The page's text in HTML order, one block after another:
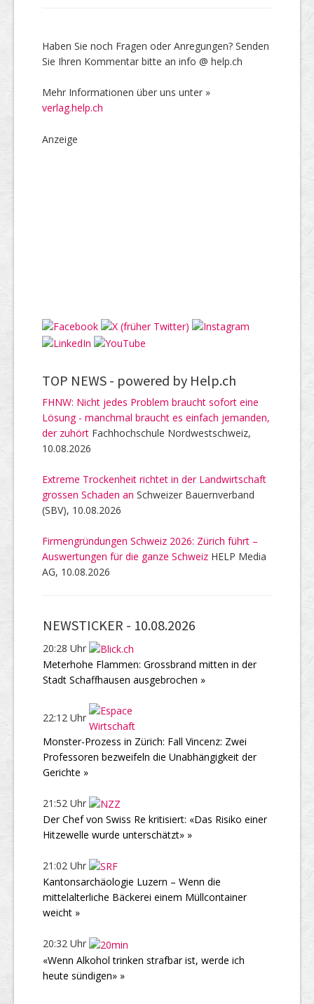
Haben Sie noch Fragen oder Anregungen? Senden
Sie Ihren Kommentar bitte an info @ help.ch
Mehr Informationen über uns unter »
verlag.help.ch
Anzeige
TOP NEWS - powered by Help.ch
FHNW: Nicht jedes Problem braucht sofort eine
Lösung - manchmal braucht es einfach jemanden,
der zuhört Fachhochschule Nordwestschweiz,
10.08.2026
Extreme Trockenheit richtet in der Landwirtschaft
grossen Schaden an Schweizer Bauernverband
(SBV), 10.08.2026
Firmengründungen Schweiz 2026: Zürich führt –
Auswertungen für die ganze Schweiz HELP Media
AG, 10.08.2026
NEWSTICKER - 10.08.2026
20:28 Uhr
Meterhohe Flammen: Grossbrand mitten in der
Stadt Schaffhausen ausgebrochen »
22:12 Uhr
Monster-Prozess in Zürich: Fall Vincenz: Zwei
Professoren bezweifeln die Unabhängigkeit der
Gerichte »
21:52 Uhr
Der Chef von Swiss Re kritisiert: «Das Risiko einer
Hitzewelle wurde unterschätzt» »
21:02 Uhr
Kantonsarchäologie Luzern – Wenn die
mittelalterliche Bäckerei einem Müllcontainer
weicht »
20:32 Uhr
«Wenn Alkohol trinken strafbar ist, werde ich
heute sündigen» »